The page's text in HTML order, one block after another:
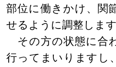
部位に働きかけ、関
せるように調整します
その方の状態に合
行ってまいりますし